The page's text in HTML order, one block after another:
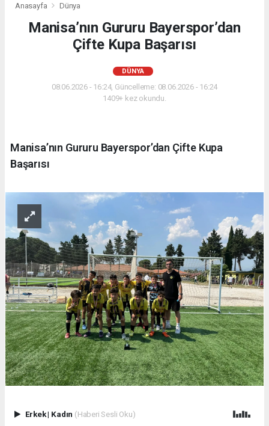
Anasayfa Dünya
Manisa’nın Gururu Bayerspor’dan
Çifte Kupa Başarısı
DÜNYA
08.06.2026 - 16:24, Güncelleme: 08.06.2026 - 16:24
1409+ kez okundu.
Manisa’nın Gururu Bayerspor’dan Çifte Kupa
Başarısı
Erkek| Kadın (Haberi Sesli Oku)